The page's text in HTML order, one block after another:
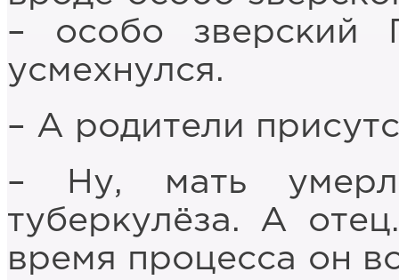
– особо зверский
усмехнулся.
– А родители
– Ну, мать
туберкулёза. А
время процесса он